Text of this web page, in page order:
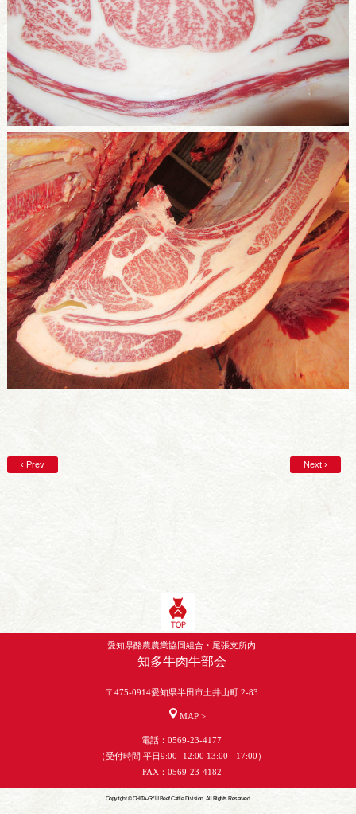
‹ Prev Next ›
愛知県酪農農業協同組合・尾張支所内
知多牛肉牛部会
〒475-0914愛知県半田市土井山町 2-83
MAP >
電話：0569-23-4177
（受付時間 平日9:00 -12:00 13:00 - 17:00）
FAX：0569-23-4182
Copyright © CHITA-GYU Beef Cattle Division. All Rights Reserved.